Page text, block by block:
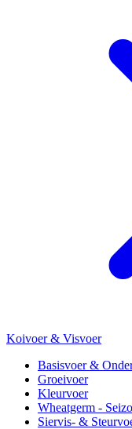
Koivoer & Visvoer
Basisvoer &
Groeivoer
Kleurvoer
Wheatgerm -
Siervis- &